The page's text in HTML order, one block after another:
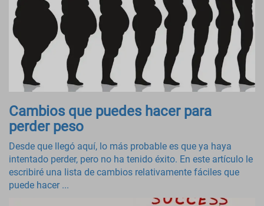
Cambios que puedes hacer para
perder peso
Desde que llegó aquí, lo más probable es que ya haya
intentado perder, pero no ha tenido éxito. En este artículo le
escribiré una lista de cambios relativamente fáciles que
puede hacer ...